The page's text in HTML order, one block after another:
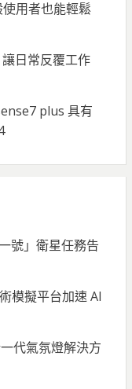
用者也能輕鬆
日常反覆工作
plus 具有
號」衛星任務告
模擬平台加速 AI
代氣氛燈解決方